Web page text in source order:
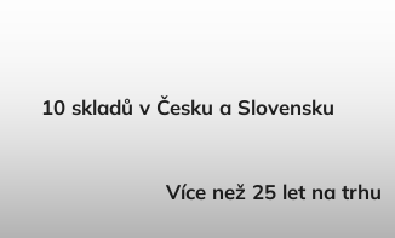
10 skladů v Česku a Slovensku
Více než 25 let na trhu